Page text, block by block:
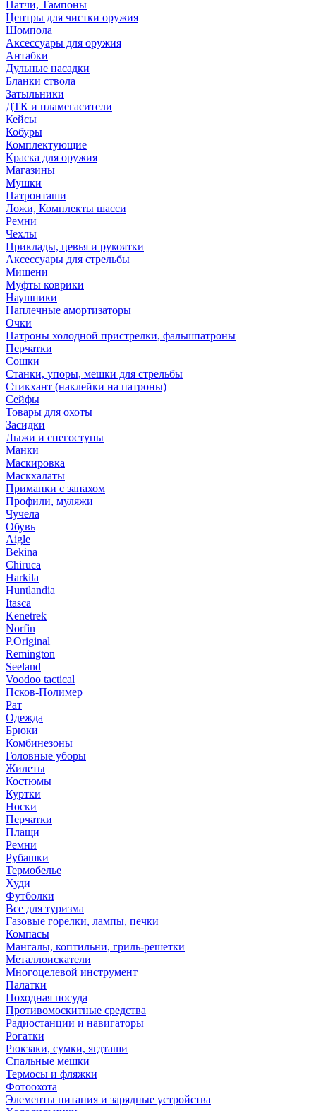
Патчи, Тампоны
Центры для чистки оружия
Шомпола
Аксессуары для оружия
Антабки
Дульные насадки
Бланки ствола
Затыльники
ДТК и пламегасители
Кейсы
Кобуры
Комплектующие
Краска для оружия
Магазины
Мушки
Патронташи
Ложи, Комплекты шасси
Ремни
Чехлы
Приклады, цевья и рукоятки
Аксессуары для стрельбы
Мишени
Муфты коврики
Наушники
Наплечные амортизаторы
Очки
Патроны холодной пристрелки, фальшпатроны
Перчатки
Сошки
Станки, упоры, мешки для стрельбы
Стикхант (наклейки на патроны)
Сейфы
Товары для охоты
Засидки
Лыжи и снегоступы
Манки
Маскировка
Маскхалаты
Приманки с запахом
Профили, муляжи
Чучела
Обувь
Aigle
Bekina
Chiruсa
Harkila
Huntlandia
Itasca
Kenetrek
Norfin
P.Original
Remington
Seeland
Voodoo tactical
Псков-Полимер
Рат
Одежда
Брюки
Комбинезоны
Головные уборы
Жилеты
Костюмы
Куртки
Носки
Перчатки
Плащи
Ремни
Рубашки
Термобелье
Худи
Футболки
Все для туризма
Газовые горелки, лампы, печки
Компасы
Мангалы, коптильни, гриль-решетки
Металлоискатели
Многоцелевой инструмент
Палатки
Походная посуда
Противомоскитные средства
Радиостанции и навигаторы
Рогатки
Рюкзаки, сумки, ягдташи
Спальные мешки
Термосы и фляжки
Фотоохота
Элементы питания и зарядные устройства